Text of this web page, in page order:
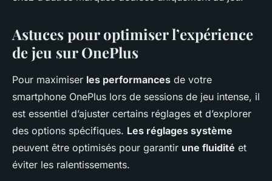
Astuces pour optimiser l’expérience
de jeu sur OnePlus
Pour maximiser les performances de votre
smartphone OnePlus lors de sessions de jeu intense, il
est essentiel d’ajuster certains réglages et d’explorer
des options spécifiques. Les réglages système
peuvent être optimisés pour garantir une fluidité et
éviter les ralentissements.